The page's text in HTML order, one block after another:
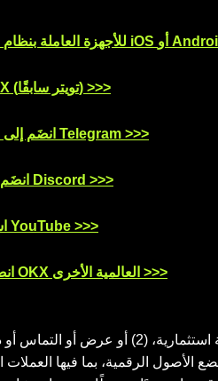
تابِعنا على منصَّة X (تويتر سابقًا) >>>
انضَم إلى قناتنا على تطبيق Telegram >>>
انضَم إلى مُخدِّمنا على Discord >>>
اشترك بقناتنا على YouTube >>>
انضم إلى مجتمعات OKX العالمية الأخرى >>>
يتم توفير هذا المحتوى لأغراض إعلامية فقط. ليس الغرض منه تقديم (1) نصيحة أو
أو ضريبية. تخضع الأصول الرقمية، بما فيها